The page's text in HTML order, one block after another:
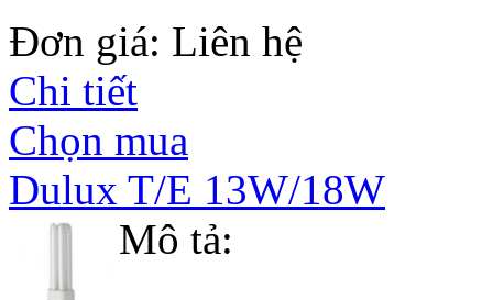
Đơn giá: Liên hệ
Chi tiết
Chọn mua
Dulux T/E 13W/18W
Mô tả: